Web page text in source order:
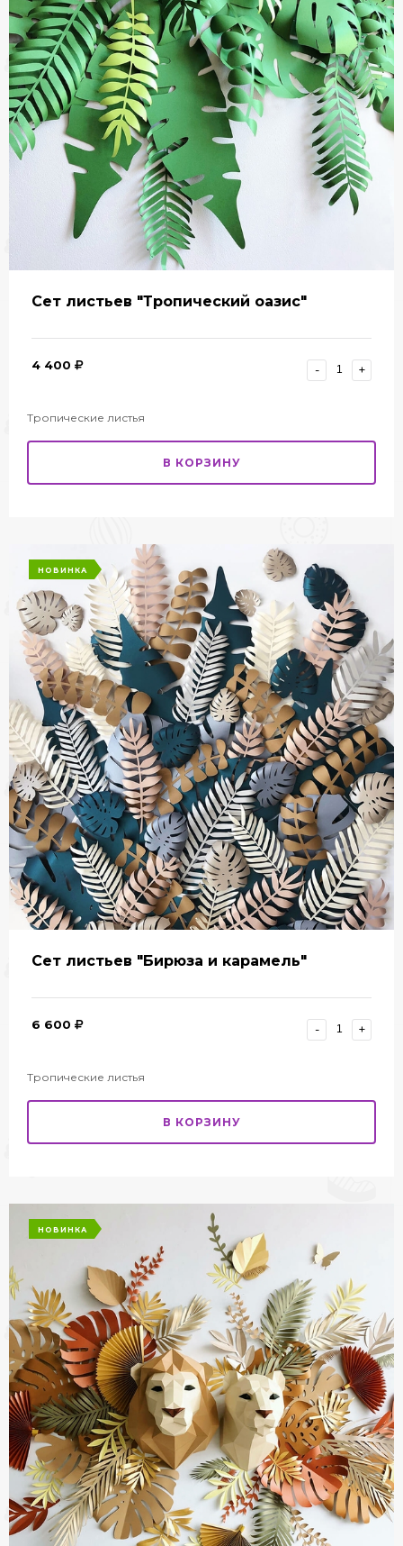
Сет листьев "Тропический оазис"
4 400 - +
Тропические листья
В КОРЗИНУ
НОВИНКА
Сет листьев "Бирюза и карамель"
6 600 - +
Тропические листья
В КОРЗИНУ
НОВИНКА